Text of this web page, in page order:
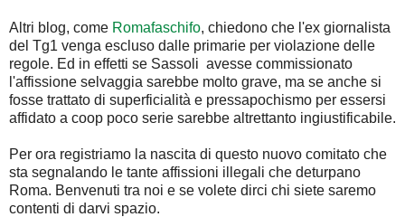
Altri blog, come Romafaschifo, chiedono che l'ex giornalista
del Tg1 venga escluso dalle primarie per violazione delle
regole. Ed in effetti se Sassoli avesse commissionato
l'affissione selvaggia sarebbe molto grave, ma se anche si
fosse trattato di superficialità e pressapochismo per essersi
affidato a coop poco serie sarebbe altrettanto ingiustificabile.
Per ora registriamo la nascita di questo nuovo comitato che
sta segnalando le tante affissioni illegali che deturpano
Roma. Benvenuti tra noi e se volete dirci chi siete saremo
contenti di darvi spazio.